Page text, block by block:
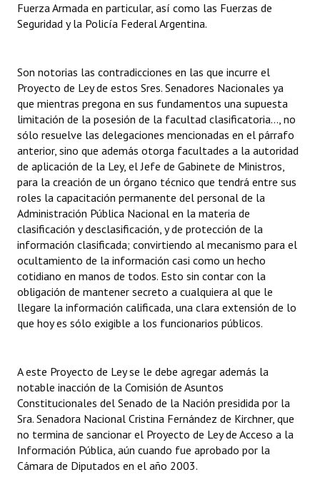
Fuerza Armada en particular, así como las Fuerzas de
Seguridad y la Policía Federal Argentina.
Son notorias las contradicciones en las que incurre el
Proyecto de Ley de estos Sres. Senadores Nacionales ya
que mientras pregona en sus fundamentos una supuesta
limitación de la posesión de la facultad clasificatoria..., no
sólo resuelve las delegaciones mencionadas en el párrafo
anterior, sino que además otorga facultades a la autoridad
de aplicación de la Ley, el Jefe de Gabinete de Ministros,
para la creación de un órgano técnico que tendrá entre sus
roles la capacitación permanente del personal de la
Administración Pública Nacional en la materia de
clasificación y desclasificación, y de protección de la
información clasificada; convirtiendo al mecanismo para el
ocultamiento de la información casi como un hecho
cotidiano en manos de todos. Esto sin contar con la
obligación de mantener secreto a cualquiera al que le
llegare la información calificada, una clara extensión de lo
que hoy es sólo exigible a los funcionarios públicos.
A este Proyecto de Ley se le debe agregar además la
notable inacción de la Comisión de Asuntos
Constitucionales del Senado de la Nación presidida por la
Sra. Senadora Nacional Cristina Fernández de Kirchner, que
no termina de sancionar el Proyecto de Ley de Acceso a la
Información Pública, aún cuando fue aprobado por la
Cámara de Diputados en el año 2003.